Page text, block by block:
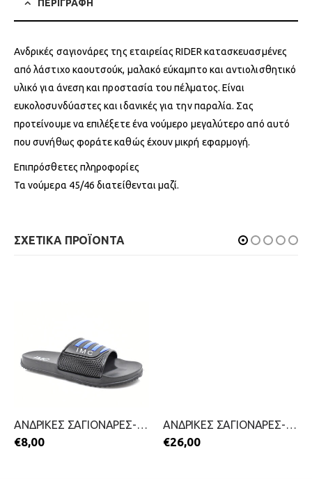
ΠΕΡΙΓΡΑΦΗ
Ανδρικές σαγιονάρες της εταιρείας RIDER κατασκευασμένες
από λάστιχο καουτσούκ, μαλακό εύκαμπτο και αντιολισθητικό
υλικό για άνεση και προστασία του πέλματος. Είναι
ευκολοσυνδύαστες και ιδανικές για την παραλία. Σας
προτείνουμε να επιλέξετε ένα νούμερο μεγαλύτερο από αυτό
που συνήθως φοράτε καθώς έχουν μικρή εφαρμογή.
Επιπρόσθετες πληροφορίες
Τα νούμερα 45/46 διατείθενται μαζί.
ΣΧΕΤΙΚΑ ΠΡΟΪΟΝΤΑ
ΑΝΔΡΙΚΕΣ ΣΑΓΙΟΝΑΡΕΣ-IL MONDO-2199-0680-ΜΠΛΕ
€8,00
ΑΝΔΡΙΚΕΣ ΣΑΓΙΟΝΑΡΕΣ-HAVAIANAS-2199-0241-ΜΠΛΕ
€26,00